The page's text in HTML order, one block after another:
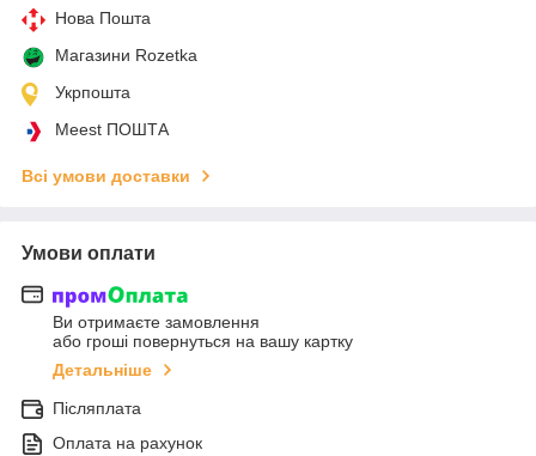
Нова Пошта
Магазини Rozetka
Укрпошта
Meest ПОШТА
Всі умови доставки
Умови оплати
Ви отримаєте замовлення
або гроші повернуться на вашу картку
Детальніше
Післяплата
Оплата на рахунок